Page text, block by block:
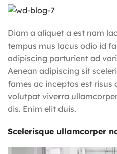
Diam a aliquet a est nam
tempus mus lacus odio id
adipiscing parturient ad
Aenean adipiscing sit
fames ac inceptos est risus
volutpat viverra
dis. Enim elit duis.
Scelerisque ullamcorper